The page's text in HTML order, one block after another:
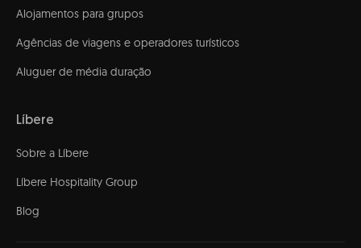
Alojamentos para grupos
Agências de viagens e operadores turísticos
Aluguer de média duração
Líbere
Sobre a Líbere
Líbere Hospitality Group
Blog